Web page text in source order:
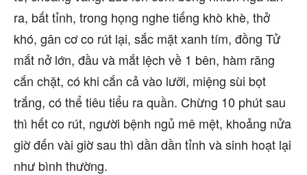
ra, bất tỉnh, trong họng nghe tiếng khò khè, thở
khó, gân cơ co rút lại, sắc mặt xanh tím, đồng Tử
mắt nở lớn, đầu và mắt lệch về 1 bên, hàm răng
cắn chặt, có khi cắn cả vào lưỡi, miệng sùi bọt
trắng, có thể tiêu tiểu ra quần. Chừng 10 phút sau
thì hết co rút, người bệnh ngủ mê mệt, khoảng nửa
giờ đến vài giờ sau thì dần dần tỉnh và sinh hoạt lại
như bình thường.